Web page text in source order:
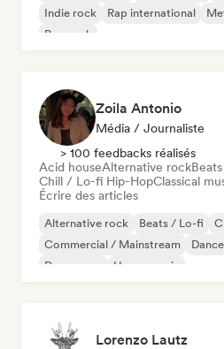
Indie rock
Rap international
Pop rock
Zoila Antonio
Média / Journaliste
> 100 feedbacks réalisés
Acid houseAlternative rock
Chill / Lo-fi Hip-HopClassical
Écrire des articles
Alternative rock Beats / Lo-fi
Commercial / Mainstream
Dream pop
House music
Lorenzo Lautz